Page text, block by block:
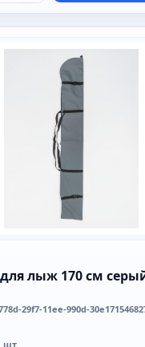
лыж 170 см
29f7-11ee-990d-
шт.